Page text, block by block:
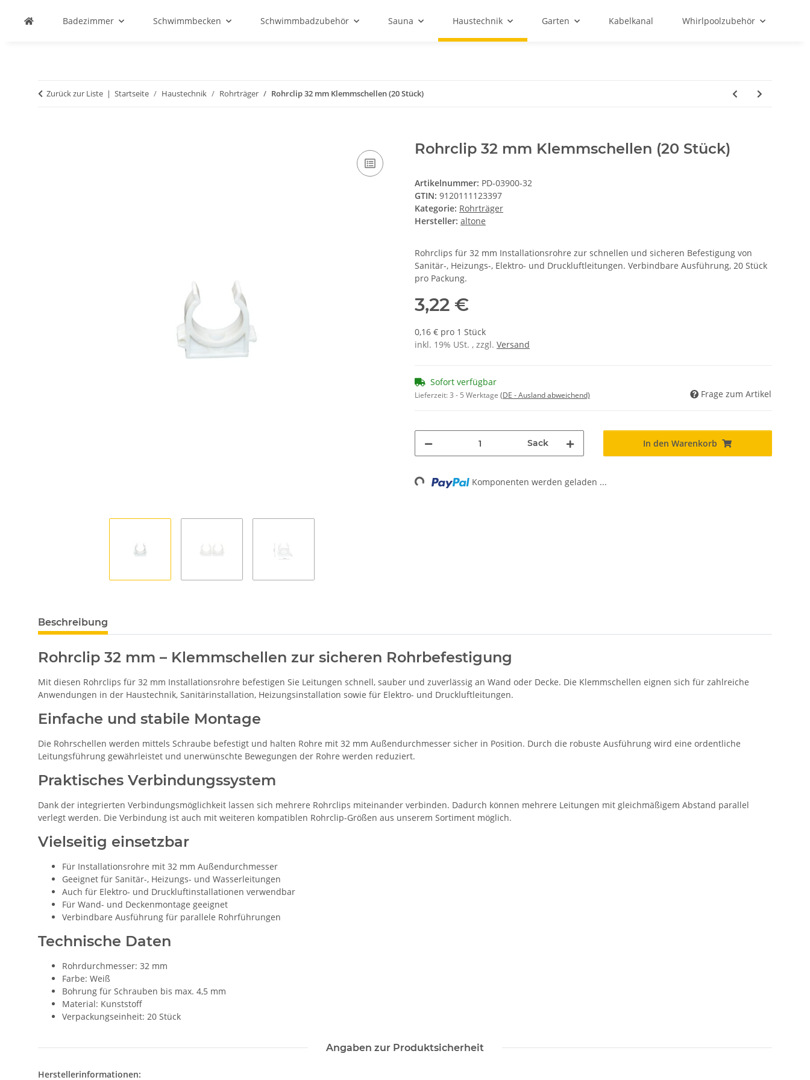
Badezimmer Schwimmbecken Schwimmbadzubehör Sauna Haustechnik Garten Kabelkanal Whirlpoolzubehör
Zurück zur Liste Startseite Haustechnik Rohrträger Rohrclip 32 mm Klemmschellen (20 Stück)
Rohrclip 32 mm Klemmschellen (20 Stück)
Artikelnummer: PD-03900-32
GTIN: 9120111123397
Kategorie: Rohrträger
Hersteller: altone
Rohrclips für 32 mm Installationsrohre zur schnellen und sicheren Befestigung von
Sanitär-, Heizungs-, Elektro- und Druckluftleitungen. Verbindbare Ausführung, 20 Stück
pro Packung.
3,22 €
0,16 € pro 1 Stück
inkl. 19% USt. , zzgl. Versand
Sofort verfügbar
Lieferzeit:3 - 5 Werktage (DE - Ausland abweichend) Frage zum Artikel
Sack In den Warenkorb
Loading... Komponenten werden geladen ...
Beschreibung
Rohrclip 32 mm – Klemmschellen zur sicheren Rohrbefestigung
Mit diesen Rohrclips für 32 mm Installationsrohre befestigen Sie Leitungen schnell, sauber und zuverlässig an Wand oder Decke. Die Klemmschellen eignen sich für zahlreiche
Anwendungen in der Haustechnik, Sanitärinstallation, Heizungsinstallation sowie für Elektro- und Druckluftleitungen.
Einfache und stabile Montage
Die Rohrschellen werden mittels Schraube befestigt und halten Rohre mit 32 mm Außendurchmesser sicher in Position. Durch die robuste Ausführung wird eine ordentliche
Leitungsführung gewährleistet und unerwünschte Bewegungen der Rohre werden reduziert.
Praktisches Verbindungssystem
Dank der integrierten Verbindungsmöglichkeit lassen sich mehrere Rohrclips miteinander verbinden. Dadurch können mehrere Leitungen mit gleichmäßigem Abstand parallel
verlegt werden. Die Verbindung ist auch mit weiteren kompatiblen Rohrclip-Größen aus unserem Sortiment möglich.
Vielseitig einsetzbar
Für Installationsrohre mit 32 mm Außendurchmesser
Geeignet für Sanitär-, Heizungs- und Wasserleitungen
Auch für Elektro- und Druckluftinstallationen verwendbar
Für Wand- und Deckenmontage geeignet
Verbindbare Ausführung für parallele Rohrführungen
Technische Daten
Rohrdurchmesser: 32 mm
Farbe: Weiß
Bohrung für Schrauben bis max. 4,5 mm
Material: Kunststoff
Verpackungseinheit: 20 Stück
Angaben zur Produktsicherheit
Herstellerinformationen: